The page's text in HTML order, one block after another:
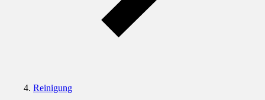
Reinigung